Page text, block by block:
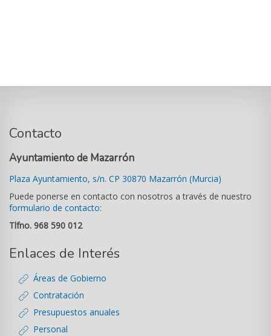
Contacto
Ayuntamiento de Mazarrón
Plaza Ayuntamiento, s/n. CP 30870 Mazarrón (Murcia)
Puede ponerse en contacto con nosotros a través de nuestro
formulario de contacto:
Tlfno. 968 590 012
Enlaces de Interés
Áreas de Gobierno
Contratación
Presupuestos anuales
Personal